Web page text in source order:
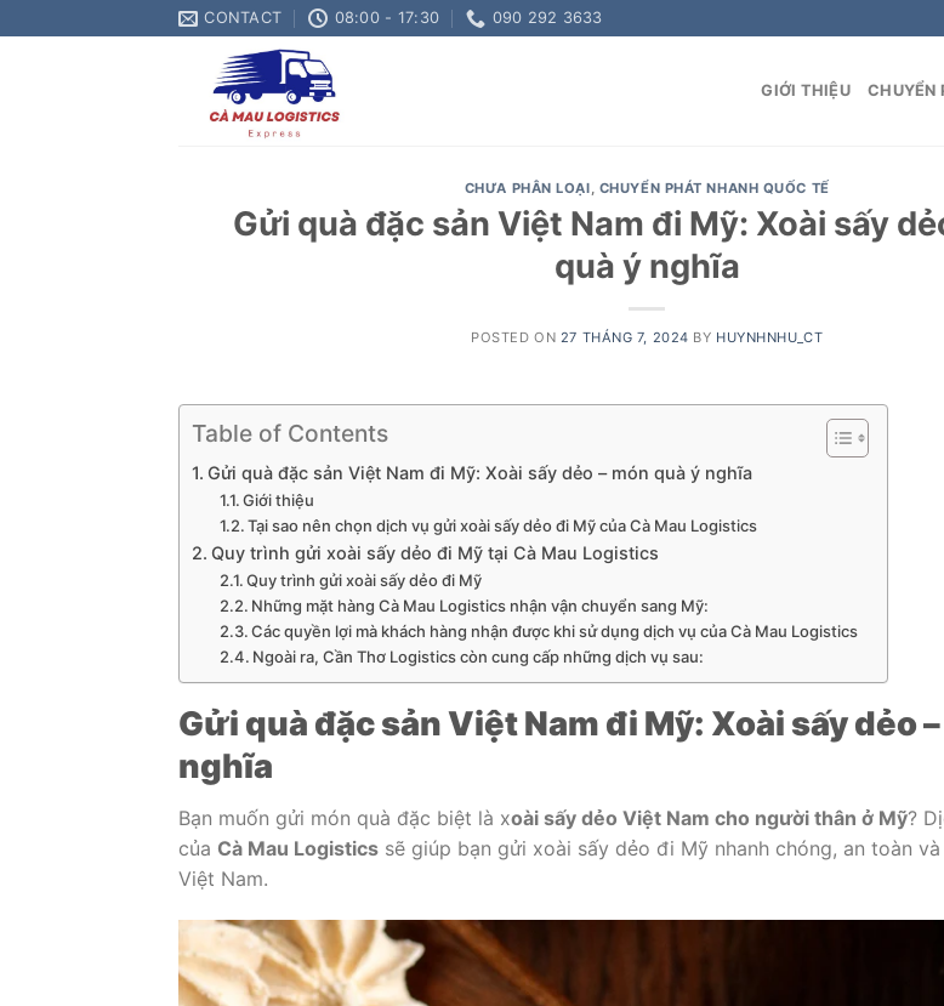
to
CONTACT 08:00 - 17:30 090 292 3633
GIỚI THIỆU CHUYỂN
CHƯA PHÂN LOẠI, CHUYỂN PHÁT NHANH QUỐC TẾ
Gửi quà đặc sản Việt Nam đi Mỹ: Xoài sấy
quà ý nghĩa
POSTED ON 27 THÁNG 7, 2024 BY HUYNHNHU_CT
Table of Contents
Gửi quà đặc sản Việt Nam đi Mỹ: Xoài sấy dẻo – món quà ý nghĩa
Giới thiệu
Tại sao nên chọn dịch vụ gửi xoài sấy dẻo đi Mỹ của Cà Mau Logistics
Quy trình gửi xoài sấy dẻo đi Mỹ tại Cà Mau Logistics
Quy trình gửi xoài sấy dẻo đi Mỹ
Những mặt hàng Cà Mau Logistics nhận vận chuyển sang Mỹ:
Các quyền lợi mà khách hàng nhận được khi sử dụng dịch vụ của Cà Mau Logistics
Ngoài ra, Cần Thơ Logistics còn cung cấp những dịch vụ sau:
Gửi quà đặc sản Việt Nam đi Mỹ: Xoài sấy dẻo
nghĩa
Bạn muốn gửi món quà đặc biệt là xoài sấy dẻo Việt Nam cho người thân ở Mỹ?
của Cà Mau Logistics sẽ giúp bạn gửi xoài sấy dẻo đi Mỹ nhanh chóng, an toàn
Việt Nam.